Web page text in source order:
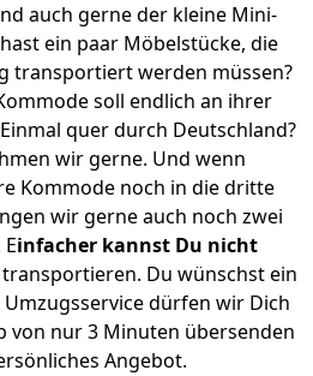
auch gerne der kleine Mini-
ein paar Möbelstücke, die
transportiert werden müssen?
soll endlich an ihrer
quer durch Deutschland?
wir gerne. Und wenn
Kommode noch in die dritte
wir gerne auch noch zwei
infacher kannst Du nicht
Du wünschst ein
dürfen wir Dich
von nur 3 Minuten übersenden
Angebot.